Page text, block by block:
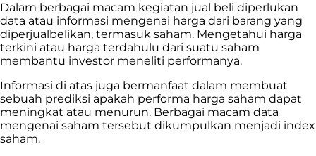
Dalam berbagai macam kegiatan jual beli diperlukan
data atau informasi mengenai harga dari barang yang
diperjualbelikan, termasuk saham. Mengetahui harga
terkini atau harga terdahulu dari suatu saham
membantu investor meneliti performanya.
Informasi di atas juga bermanfaat dalam membuat
sebuah prediksi apakah performa harga saham dapat
meningkat atau menurun. Berbagai macam data
mengenai saham tersebut dikumpulkan menjadi index
saham.